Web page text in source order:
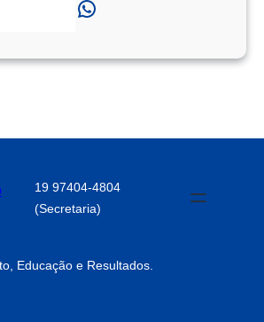
Instagram
Facebook
WhatsApp
19 97404-4804
(Secretaria)
Educação e Resultados.